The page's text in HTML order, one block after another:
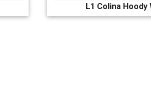
L1 Colina Hoody